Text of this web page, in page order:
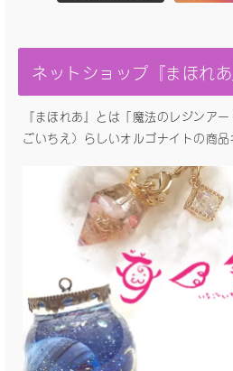
ネットショップ『まほれあ
『まほれあ』とは「魔法のレジンア
ごいちえ）らしいオルゴナイトの商品